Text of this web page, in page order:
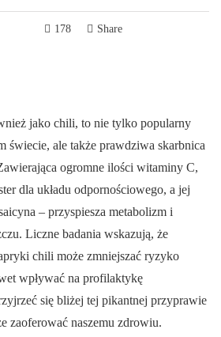
178 Share
jako chili, to nie tylko popularny
świecie, ale także prawdziwa skarbnica
ogromne ilości witaminy C,
dla układu odpornościowego, a jej
– przyspiesza metabolizm i
Liczne badania wskazują, że
chili może zmniejszać ryzyko
wpływać na profilaktykę
się bliżej tej pikantnej przyprawie
zaoferować naszemu zdrowiu.